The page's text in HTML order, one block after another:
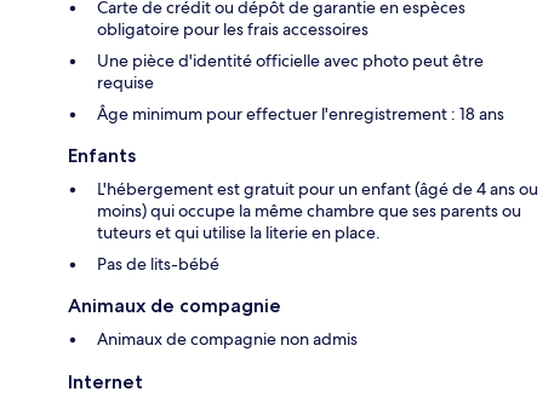
Carte de crédit ou dépôt de garantie en espèces
obligatoire pour les frais accessoires
Une pièce d'identité officielle avec photo peut être
requise
Âge minimum pour effectuer l'enregistrement : 18 ans
Enfants
L'hébergement est gratuit pour un enfant (âgé de 4 ans ou
moins) qui occupe la même chambre que ses parents ou
tuteurs et qui utilise la literie en place.
Pas de lits-bébé
Animaux de compagnie
Animaux de compagnie non admis
Internet